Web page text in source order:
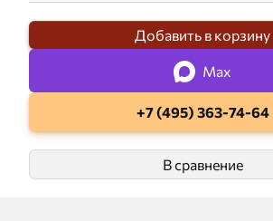
Добавить в корзину
Max
+7 (495) 363-74-64
В сравнение